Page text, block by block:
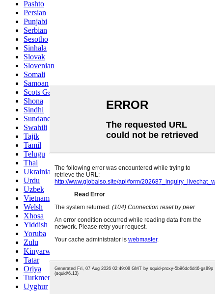
Pashto
Persian
Punjabi
Serbian
Sesotho
Sinhala
Slovak
Slovenian
Somali
Samoan
Scots Gaelic
Shona
Sindhi
Sundanese
Swahili
Tajik
Tamil
Telugu
Thai
Ukrainian
Urdu
Uzbek
Vietnamese
Welsh
Xhosa
Yiddish
Yoruba
Zulu
Kinyarwanda
Tatar
Oriya
Turkmen
Uyghur